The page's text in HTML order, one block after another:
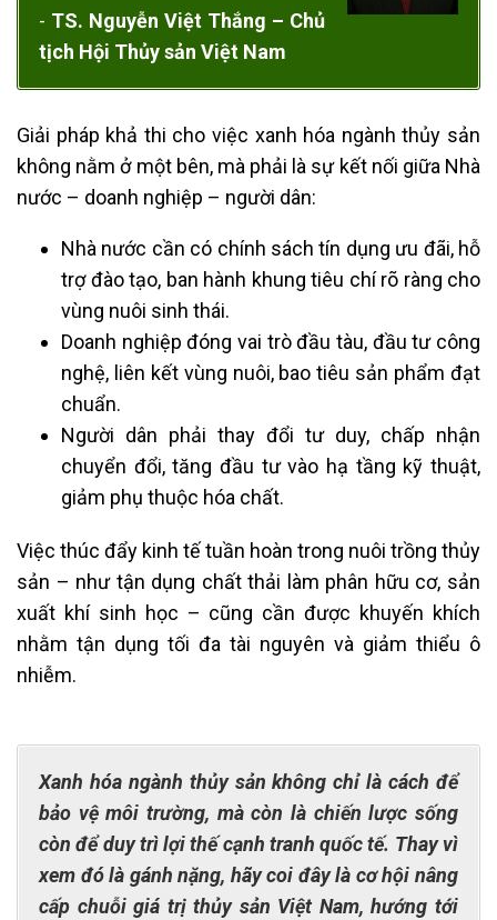
- TS. Nguyễn Việt Thắng – Chủ
tịch Hội Thủy sản Việt Nam
Giải pháp khả thi cho việc xanh hóa ngành thủy sản
không nằm ở một bên, mà phải là sự kết nối giữa Nhà
nước – doanh nghiệp – người dân:
Nhà nước cần có chính sách tín dụng ưu đãi, hỗ
trợ đào tạo, ban hành khung tiêu chí rõ ràng cho
vùng nuôi sinh thái.
Doanh nghiệp đóng vai trò đầu tàu, đầu tư công
nghệ, liên kết vùng nuôi, bao tiêu sản phẩm đạt
chuẩn.
Người dân phải thay đổi tư duy, chấp nhận
chuyển đổi, tăng đầu tư vào hạ tầng kỹ thuật,
giảm phụ thuộc hóa chất.
Việc thúc đẩy kinh tế tuần hoàn trong nuôi trồng thủy
sản – như tận dụng chất thải làm phân hữu cơ, sản
xuất khí sinh học – cũng cần được khuyến khích
nhằm tận dụng tối đa tài nguyên và giảm thiểu ô
nhiễm.
Xanh hóa ngành thủy sản không chỉ là cách để
bảo vệ môi trường, mà còn là chiến lược sống
còn để duy trì lợi thế cạnh tranh quốc tế. Thay vì
xem đó là gánh nặng, hãy coi đây là cơ hội nâng
cấp chuỗi giá trị thủy sản Việt Nam, hướng tới